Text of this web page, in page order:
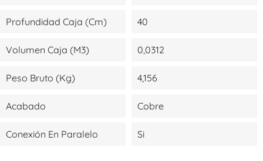
Profundidad Caja (cm) 40
Volumen Caja (m3) 0,0312
Peso Bruto (kg) 4,156
Acabado Cobre
Conexión En Paralelo Si